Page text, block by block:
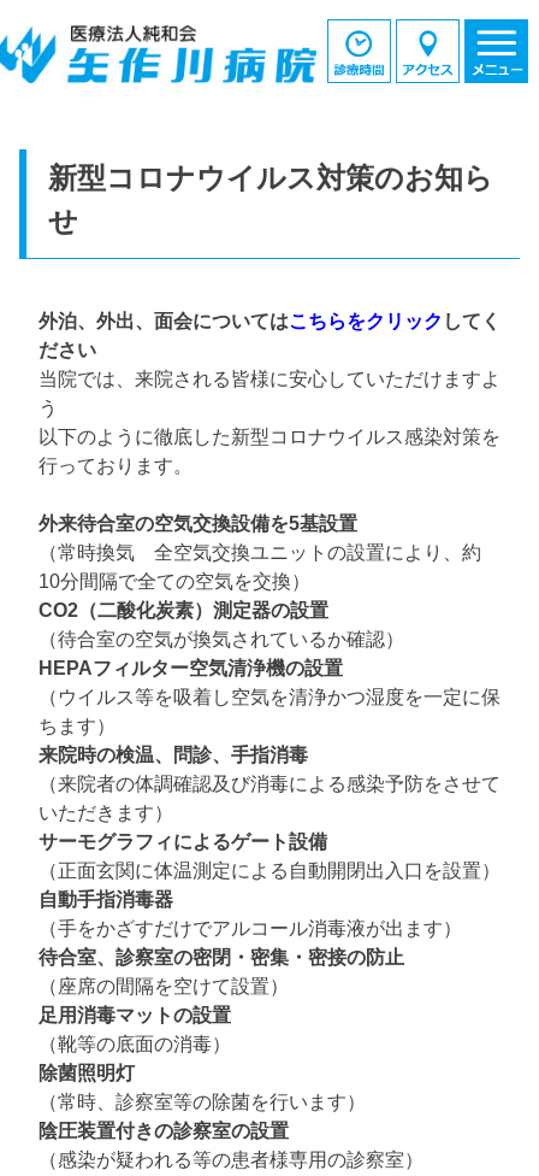
新型コロナウイルス対策のお知ら
せ
外泊、外出、面会についてはこちらをクリック してく
ださい
当院では、来院される皆様に安心していただけますよ
う
以下のように徹底した新型コロナウイルス感染対策を
行っております。
外来待合室の空気交換設備を5基設置
（常時換気 全空気交換ユニットの設置により、約
10分間隔で全ての空気を交換）
CO2（二酸化炭素）測定器の設置
（待合室の空気が換気されているか確認）
HEPAフィルター空気清浄機の設置
（ウイルス等を吸着し空気を清浄かつ湿度を一定に保
ちます）
来院時の検温、問診、手指消毒
（来院者の体調確認及び消毒による感染予防をさせて
いただきます）
サーモグラフィによるゲート設備
（正面玄関に体温測定による自動開閉出入口を設置）
自動手指消毒器
（手をかざすだけでアルコール消毒液が出ます）
待合室、診察室の密閉・密集・密接の防止
（座席の間隔を空けて設置）
足用消毒マットの設置
（靴等の底面の消毒）
除菌照明灯
（常時、診察室等の除菌を行います）
陰圧装置付きの診察室の設置
（感染が疑われる等の患者様専用の診察室）